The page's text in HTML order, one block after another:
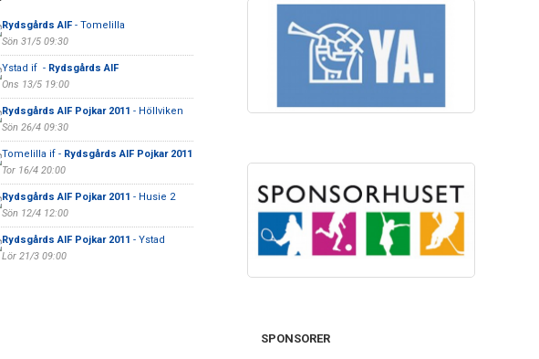
Rydsgårds AIF- Tomelilla
Sön 31/5 09:30
Ystad if - Rydsgårds AIF
Ons 13/5 19:00
Rydsgårds AIF Pojkar 2011 - Höllviken
Sön 26/4 09:30
Tomelilla if - Rydsgårds AIF Pojkar 2011
Tor 16/4 20:00
Rydsgårds AIF Pojkar 2011 - Husie 2
Sön 12/4 12:00
Rydsgårds AIF Pojkar 2011 - Ystad
Lör 21/3 09:00
SPONSORER